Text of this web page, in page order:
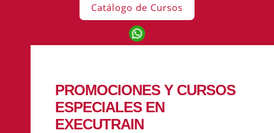
Catálogo de Cursos
PROMOCIONES Y CURSOS
ESPECIALES EN
EXECUTRAIN